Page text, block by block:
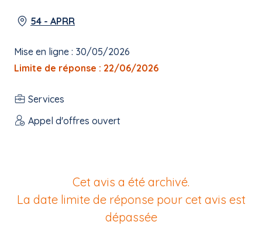
54 - APRR
Mise en ligne : 30/05/2026
Limite de réponse : 22/06/2026
Services
Appel d'offres ouvert
Cet avis a été archivé.
La date limite de réponse pour cet avis est
dépassée